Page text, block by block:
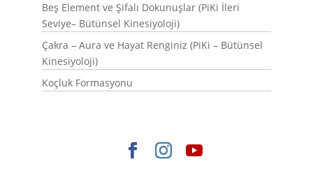
Beş Element ve Şifalı Dokunuşlar (PiKi İleri
Seviye– Bütünsel Kinesiyoloji)
Çakra – Aura ve Hayat Renginiz (PiKi – Bütünsel
Kinesiyoloji)
Koçluk Formasyonu